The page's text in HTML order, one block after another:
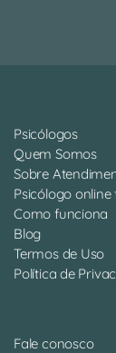
Psicólogos
Quem Somos
Sobre
Psicólogo
Como funciona
Blog
Termos de Uso
Política de
Fale conosco